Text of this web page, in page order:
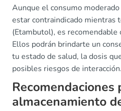
Aunque el consumo
estar contraindicado mientras
(Etambutol), es recomendable
Ellos podrán brindarte un
tu estado de salud, la dosis
posibles riesgos de interacción.
Recomendaciones
almacenamiento